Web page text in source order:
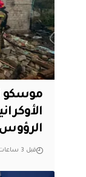
موسكو
الرؤوس
قبل 3 ساعات